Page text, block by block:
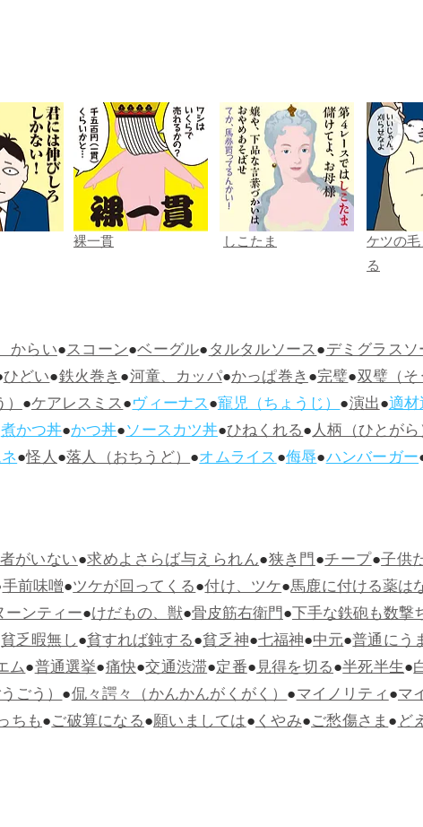
裸一貫 しこたま
ケツの
る
からい●スコーン●ベーグル●タルタルソース●デミグラス
ひどい●鉄火巻き●河童、カッパ●かっぱ巻き●完璧●双璧（
）●ケアレスミス●ヴィーナス●寵児（ちょうじ）●演出●適
煮かつ丼●かつ丼●ソースカツ丼●ひねくれる●人柄（ひとが
●怪人●落人（おちうど）●オムライス●侮辱●ハンバーガー
がいない●求めよさらば与えられん●狭き門●チープ●子供
手前味噌●ツケが回ってくる●付け、ツケ●馬鹿に付ける薬は
ンティー●けだもの、獣●骨皮筋右衛門●下手な鉄砲も数撃
貧乏暇無し●貧すれば鈍する●貧乏神●七福神●中元●普通にう
ム●普通選挙●痛快●交通渋滞●定番●見得を切る●半死半生●
ごう）●侃々諤々（かんかんがくがく）●マイノリティ●マ
ちも●ご破算になる●願いましては●くやみ●ご愁傷さま●ど